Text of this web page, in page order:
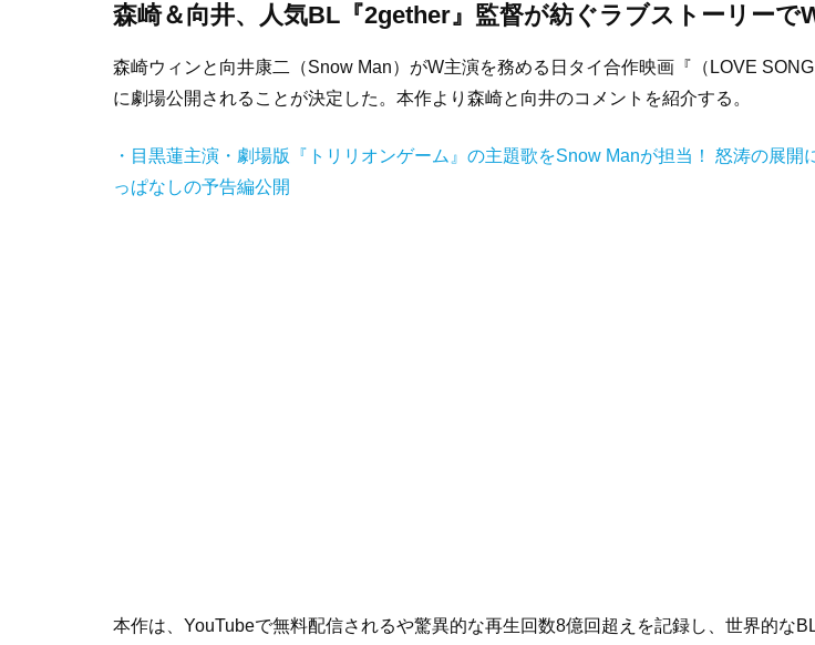
森崎＆向井、人気BL『2gether』監督が紡ぐラブストーリーで
森崎ウィンと向井康二（Snow Man）がW主演を務める日タイ合作映画『（LOVE
に劇場公開されることが決定した。本作より森崎と向井のコメントを紹介する。
・目黒蓮主演・劇場版『トリリオンゲーム』の主題歌をSnow Manが担当！ 怒涛の展開
っぱなしの予告編公開
本作は、YouTubeで無料配信されるや驚異的な再生回数8億回超えを記録し、世界的な